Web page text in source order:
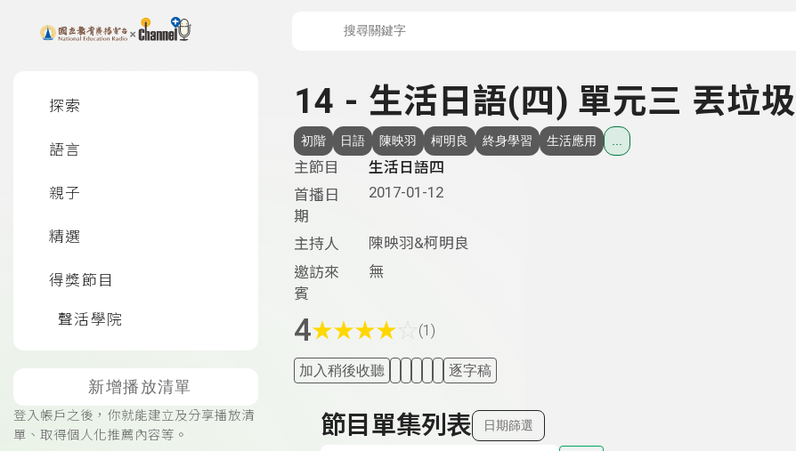
上方功能區塊
探索
語言
親子
精選
得獎節目
聲活學院
新增播放清單
登入帳戶之後，你就能建立及分享播放清
單、取得個人化推薦內容等。
14 - 生活日語(四) 單元三 丟垃圾
初階 日語 陳映羽 柯明良 終身學習 生活應用
主節目
生活日語四
首播日
期
2017-01-12
主持人
陳映羽&柯明良
邀訪來
賓
無
4★★★★ (1)
加入稍後收聽 逐字稿
節目單集列表 日期篩選